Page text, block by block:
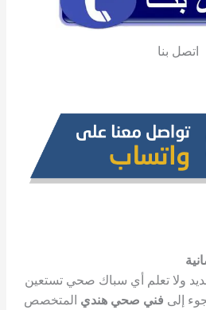
اتصل بنا
ولا تعلم أي سباك صحي تستعين
إلى فني صحي هندي المتخصص